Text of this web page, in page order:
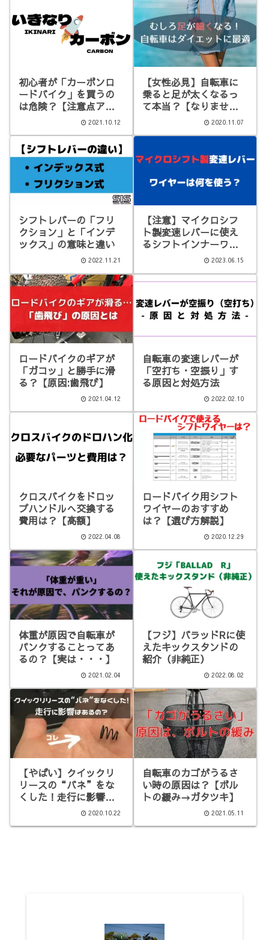
初心者が「カーボンロ
ードバイク」を買うの
は危険？【注意点ア
2021.10.12
【女性必見】自転車に
乗ると足が太くなるっ
て本当？【なりませ
2020.11.07
シフトレバーの「フリ
クション」と「インデ
ックス」の意味と違い
2022.11.21
【注意】マイクロシフ
ト製変速レバーに使え
るシフトインナーワイ
2023.06.15
ロードバイクのギアが
「ガコッ」と勝手に滑
る？【原因:歯飛び】
2021.04.12
自転車の変速レバーが
「空打ち・空振り」す
る原因と対処方法
2022.02.10
クロスバイクをドロッ
プハンドルへ交換する
費用は？【高額】
2022.04.08
ロードバイク用シフト
ワイヤーのおすすめ
は？【選び方解説】
2020.12.29
体重が原因で自転車が
パンクすることってあ
るの？【実は・・・】
2021.02.04
【フジ】バラッドRに使
えたキックスタンドの
紹介（非純正）
2022.08.02
【やばい】クイックリ
リースの“バネ”をな
くした！走行に影響
2020.10.22
自転車のカゴがうるさ
い時の原因は？【ボル
トの緩み→ガタツキ】
2021.05.11